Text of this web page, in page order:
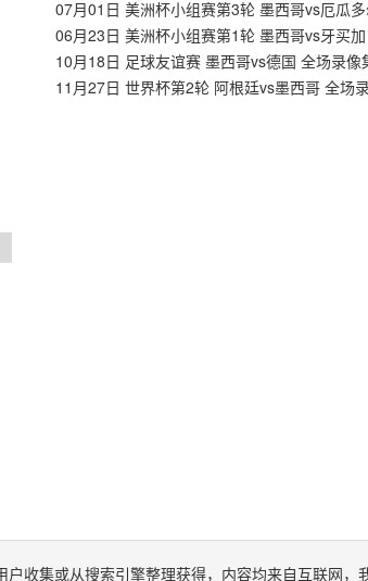
07月01日 美洲杯小组赛第3轮 墨西哥vs厄瓜
06月23日 美洲杯小组赛第1轮 墨西哥vs牙买
10月18日 足球友谊赛 墨西哥vs德国 全场录像
11月27日 世界杯第2轮 阿根廷vs墨西哥 全场
收集或从搜索引擎整理获得，内容均来自互联网